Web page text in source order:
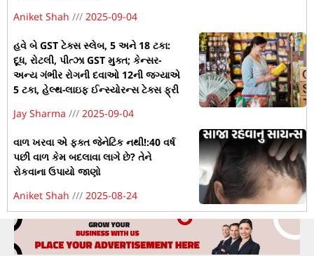
Aniket Shah
2025-09-04
હવે બે GST ટેક્સ સ્લેબ, 5 અને 18 ટકા:
દૂધ, રોટલી, પીત્ઝા GST મુક્ત; કેન્સર-
અન્ય ગંભીર રોગની દવાઓ 12ની જગ્યાએ
5 ટકા, હેલ્થ-લાઇફ ઈન્સ્યોરન્સ ટેક્સ ફ્રી
Jay Sharma
2025-09-04
વાળ ખરવા એ ફક્ત જેનેટિક નથી!:40 વર્ષ
પછી વાળ કેમ બદલાવા લાગે છે? તેને
રોકવાના ઉપાયો જાણો
Aniket Shah
2025-08-24